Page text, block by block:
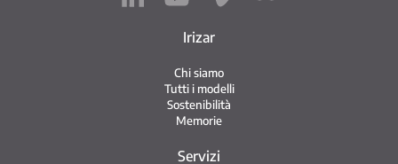
Irizar
Chi siamo
Tutti i modelli
Sostenibilità
Memorie
Servizi